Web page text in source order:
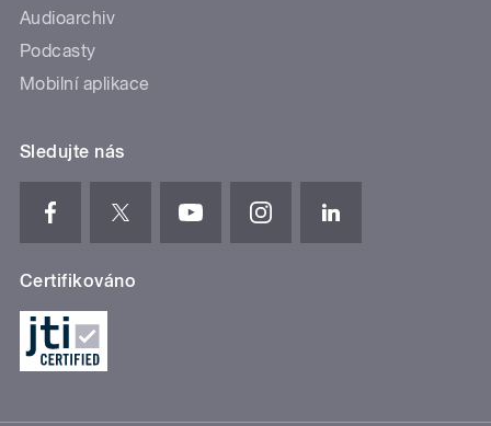
Audioarchiv
Podcasty
Mobilní aplikace
Sledujte nás
Certifikováno